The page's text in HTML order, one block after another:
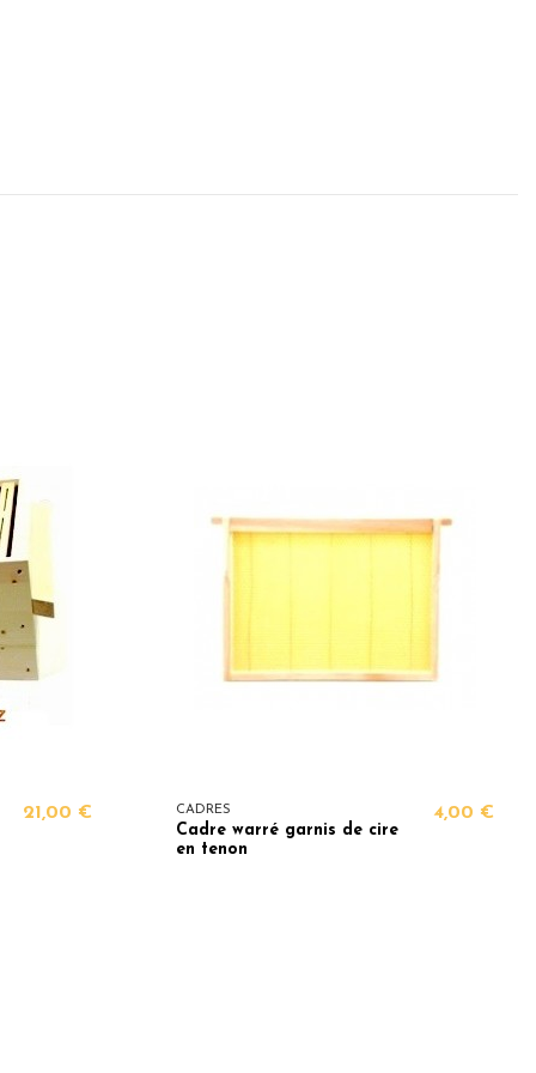
21,00 € CADRES
Cadre warré garnis de cire
en tenon
4,00 €